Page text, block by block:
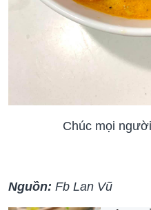
Chúc mọi
Nguồn: Fb Lan Vũ